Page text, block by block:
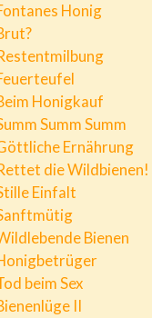
Honig
Honigkauf
Summ Summ
Ernährung
die Wildbienen!
Einfalt
Bienen
beim Sex
II